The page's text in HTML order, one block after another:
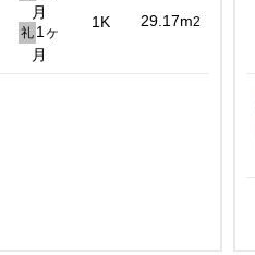
月
礼 1ヶ
月
1K 29.17m2